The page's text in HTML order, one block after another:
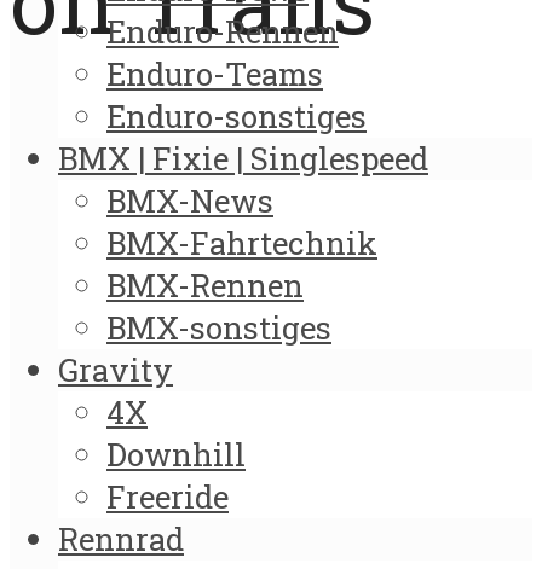
Enduro-Rennen
Enduro-Teams
Enduro-sonstiges
BMX | Fixie | Singlespeed
BMX-News
BMX-Fahrtechnik
BMX-Rennen
BMX-sonstiges
Gravity
4X
Downhill
Freeride
Rennrad